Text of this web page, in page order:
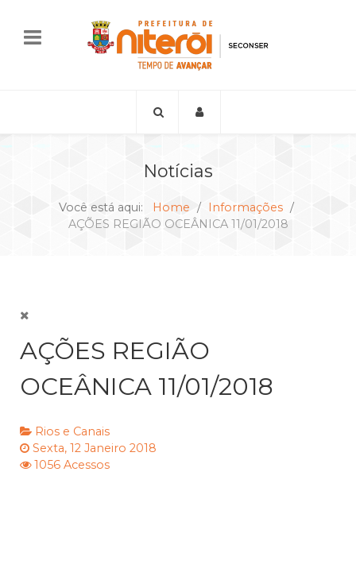
Notícias
Você está aqui: Home
Informações
AÇÕES REGIÃO OCEÂNICA 11/01/2018
AÇÕES REGIÃO
OCEÂNICA 11/01/2018
Rios e Canais
Sexta, 12 Janeiro 2018
1056 Acessos